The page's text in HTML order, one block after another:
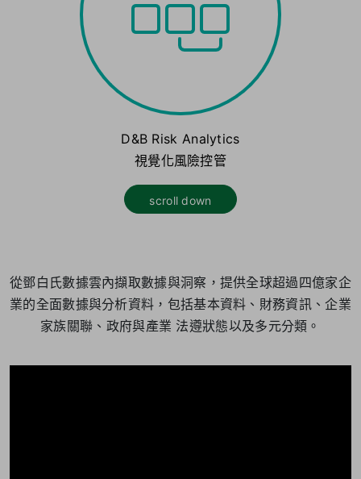
D&B Risk Analytics
視覺化風險控管
scroll down
從鄧白氏數據雲內擷取數據與洞察，提供全球超過四億家企
業的全面數據與分析資料，包括基本資料、財務資訊、企業
家族關聯、政府與產業 法遵狀態以及多元分類。